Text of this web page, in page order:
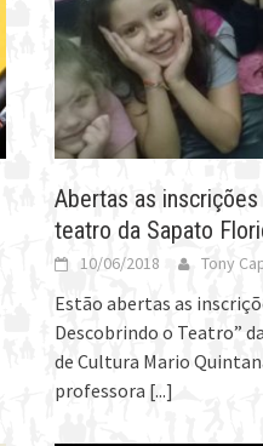
Abertas as
teatro da Sapato
10/06/2018 Tony
Estão abertas as
Descobrindo o Teatro”
de Cultura Mario
professora [...]